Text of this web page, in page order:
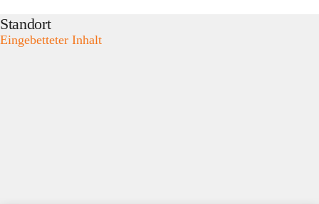
Standort
Eingebetteter Inhalt